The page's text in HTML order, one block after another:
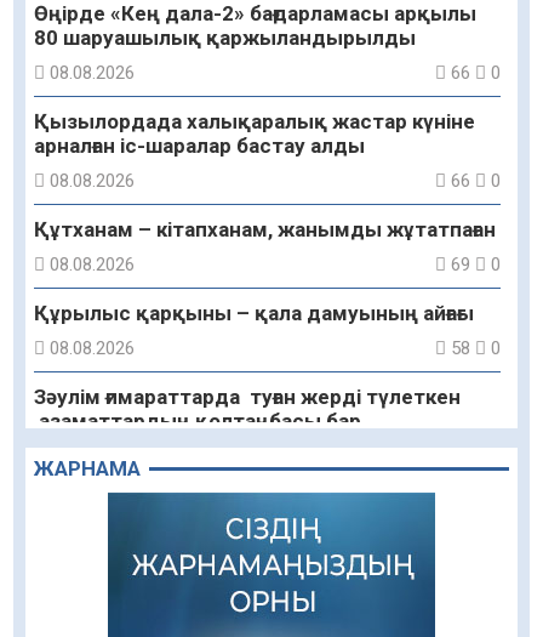
Өңірде «Кең дала-2» бағдарламасы арқылы
80 шаруашылық қаржыландырылды
08.08.2026 66 0
Қызылордада халықаралық жастар күніне
арналған іс-шаралар бастау алды
08.08.2026 66 0
Құтханам – кітапханам, жанымды жұтатпаған
08.08.2026 69 0
Құрылыс қарқыны – қала дамуының айғағы
08.08.2026 58 0
Зәулім ғимараттарда туған жерді түлеткен
азаматтардың қолтаңбасы бар
08.08.2026
Даналықтың шырағданы, ой-сананың
ЖАРНАМА